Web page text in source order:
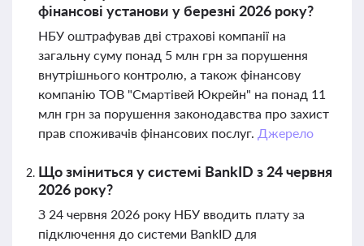
фінансові установи у березні 2026 року?
НБУ оштрафував дві страхові компанії на
загальну суму понад 5 млн грн за порушення
внутрішнього контролю, а також фінансову
компанію ТОВ "Смартівей Юкрейн" на понад 11
млн грн за порушення законодавства про захист
прав споживачів фінансових послуг. Джерело
Що зміниться у системі BankID з 24 червня
2026 року?
З 24 червня 2026 року НБУ вводить плату за
підключення до системи BankID для